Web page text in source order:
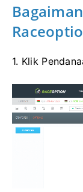
1. Klik